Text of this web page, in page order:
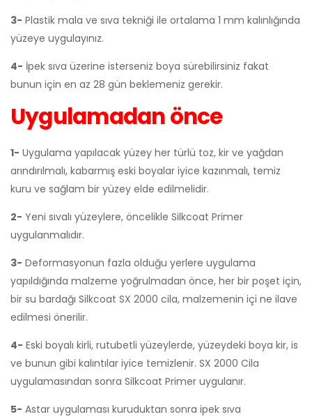
3- Plastik mala ve sıva tekniği ile ortalama 1 mm kalınlığında
yüzeye uygulayınız.
4- İpek sıva üzerine isterseniz boya sürebilirsiniz fakat
bunun için en az 28 gün beklemeniz gerekir.
Uygulamadan önce
1- Uygulama yapılacak yüzey her türlü toz, kir ve yağdan
arındırılmalı, kabarmış eski boyalar iyice kazınmalı, temiz
kuru ve sağlam bir yüzey elde edilmelidir.
2- Yeni sıvalı yüzeylere, öncelikle Silkcoat Primer
uygulanmalıdır.
3- Deformasyonun fazla olduğu yerlere uygulama
yapıldığında malzeme yoğrulmadan önce, her bir poşet için,
bir su bardağı Silkcoat SX 2000 cila, malzemenin içi ne ilave
edilmesi önerilir.
4- Eski boyalı kirli, rutubetli yüzeylerde, yüzeydeki boya kir, is
ve bunun gibi kalıntılar iyice temizlenir. SX 2000 Cila
uygulamasından sonra Silkcoat Primer uygulanır.
5- Astar uygulaması kuruduktan sonra ipek sıva